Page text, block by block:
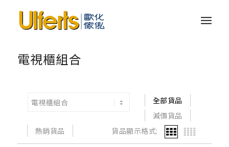
電視櫃組合
全部貨品
減價貨品
熱銷貨品
貨品顯示格式: